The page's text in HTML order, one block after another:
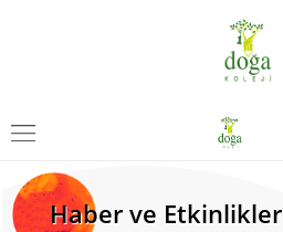
Haber ve Etkinlikler